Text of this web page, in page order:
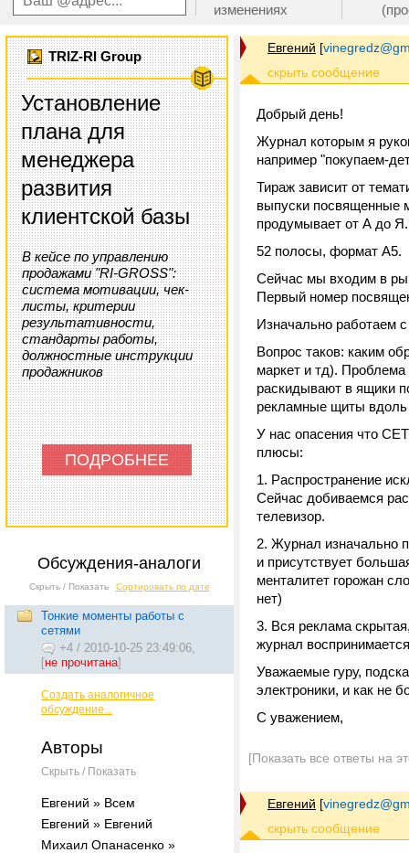
изменениях
TRIZ-RI Group
Установление
плана для
менеджера
развития
клиентской базы
В кейсе по управлению
продажами "RI-GROSS":
система мотивации, чек-
листы, критерии
результативности,
стандарты работы,
должностные инструкции
продажников
ПОДРОБНЕЕ
Обсуждения-аналоги
Скрыть / Показать Сортировать по дате
Тонкие моменты работы с
сетями
+4 / 2010-10-25 23:49:06,
[не прочитана]
Создать аналогичное
обсуждение...
Авторы
Скрыть / Показать
Евгений » Всем
Евгений » Евгений
Михаил Опанасенко »
Евгений [
Добрый день!
Журнал которым я
например "покупаем-
Тираж зависит от
выпуски посвященные
продумывает от А до Я.
52 полосы, формат А5.
Сейчас мы входим в
Первый номер
Изначально работаем
Вопрос таков: каким
маркет и тд). Проблема
раскидывают в ящики
рекламные щиты вдоль
У нас опасения что
плюсы:
1. Распространение
Сейчас добиваемся
телевизор.
2. Журнал изначально
и присутствует
менталитет горожан
нет)
3. Вся реклама
журнал
Уважаемые гуру,
электроники, и как не
С уважением,
[Показать все ответы на
Евгений [